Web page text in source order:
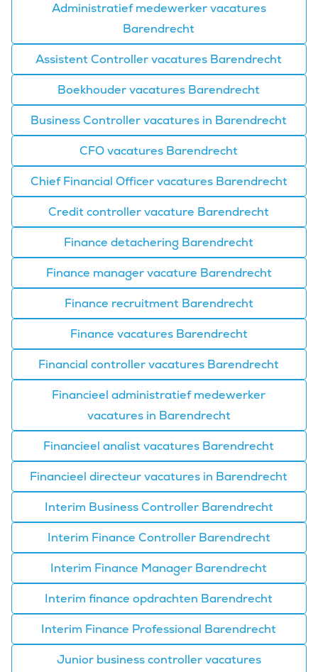
Administratief medewerker vacatures
Barendrecht
Assistent Controller vacatures Barendrecht
Boekhouder vacatures Barendrecht
Business Controller vacatures in Barendrecht
CFO vacatures Barendrecht
Chief Financial Officer vacatures Barendrecht
Credit controller vacature Barendrecht
Finance detachering Barendrecht
Finance manager vacature Barendrecht
Finance recruitment Barendrecht
Finance vacatures Barendrecht
Financial controller vacatures Barendrecht
Financieel administratief medewerker
vacatures in Barendrecht
Financieel analist vacatures Barendrecht
Financieel directeur vacatures in Barendrecht
Interim Business Controller Barendrecht
Interim Finance Controller Barendrecht
Interim Finance Manager Barendrecht
Interim finance opdrachten Barendrecht
Interim Finance Professional Barendrecht
Junior business controller vacatures